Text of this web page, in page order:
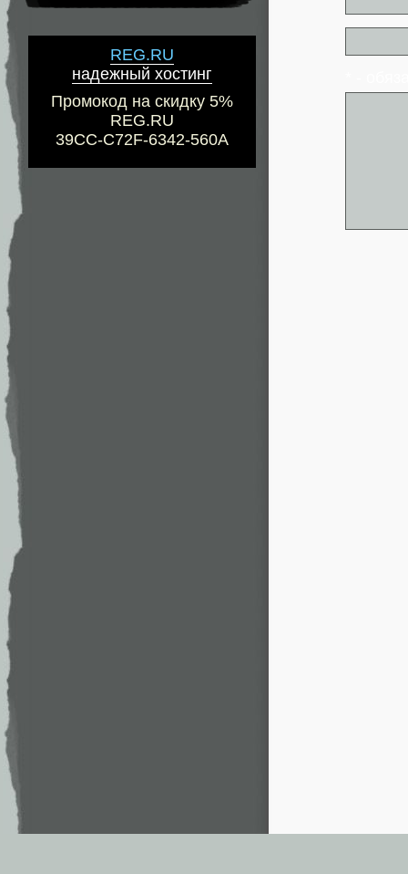
REG.RU
надежный хостинг
Промокод на скидку 5%
REG.RU
39CC-C72F-6342-560A